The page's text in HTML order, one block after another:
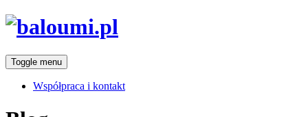
Toggle menu
Współpraca i kontakt